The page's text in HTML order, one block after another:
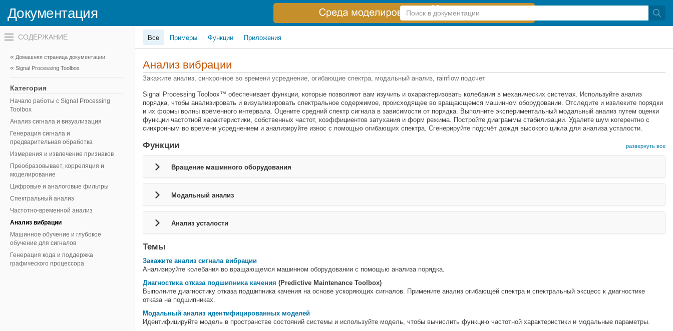
Документация
Справка
по
Переключатель
навигационного
вне
холста
переключатель
меню
вне
холста
Домашняя страница документации
Signal Processing Toolbox
Категория
Начало работы с Signal Processing
Toolbox
Анализ сигнала и визуализация
Генерация сигнала и
предварительная обработка
Измерения и извлечение признаков
Преобразовывает, корреляция и
моделирование
Цифровые и аналоговые фильтры
Спектральный анализ
Частотно-временной анализ
Анализ вибрации
Машинное обучение и глубокое
обучение для сигналов
Генерация кода и поддержка
графического процессора
Все Примеры Функции Приложения
Анализ вибрации
Закажите анализ, синхронное во времени усреднение, огибающие спектра, модальный анализ, rainflow подсчет
Signal Processing Toolbox™ обеспечивает функции, которые позволяют вам изучить и охарактеризовать колебания в механических системах. Используйте анализ
порядка, чтобы анализировать и визуализировать спектральное содержимое, происходящее во вращающемся машинном оборудовании. Отследите и извлеките порядки
и их формы волны временного интервала. Оцените средний спектр сигнала в зависимости от порядка. Выполните экспериментальный модальный анализ путем оценки
функции частотной характеристики, собственных частот, коэффициентов затухания и форм режима. Постройте диаграммы стабилизации. Удалите шум когерентно с
синхронным во времени усреднением и анализируйте износ с помощью огибающих спектра. Сгенерируйте подсчёт дождя высокого цикла для анализа усталости.
Функции развернуть все
Вращение машинного оборудования
Модальный анализ
Анализ усталости
Темы
Закажите анализ сигнала вибрации
Анализируйте колебания во вращающемся машинном оборудовании с помощью анализа порядка.
Диагностика отказа подшипника качения (Predictive Maintenance Toolbox)
Выполните диагностику отказа подшипника качения на основе ускоряющих сигналов. Примените анализ огибающей спектра и спектральный эксцесс к диагностике
отказа на подшипниках.
Модальный анализ идентифицированных моделей
Идентифицируйте модель в пространстве состояний системы и используйте модель, чтобы вычислить функцию частотной характеристики и модальные параметры.